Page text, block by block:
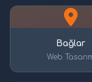
Bağlar
Web